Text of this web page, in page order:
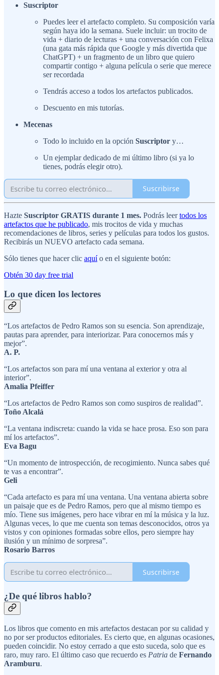
Suscriptor
Puedes leer el artefacto completo. Su composición varía
según haya ido la semana. Suele incluir: un trocito de
vida + diario de lecturas + una conversación con Felixa
(una gata más rápida que Google y más divertida que
ChatGPT) + un fragmento de un libro que quiero
compartir contigo + alguna película o serie que merece
ser recordada
Tendrás acceso a todos los artefactos publicados.
Descuento en mis tutorías.
Mecenas
Todo lo incluido en la opción Suscriptor y…
Un ejemplar dedicado de mi último libro (si ya lo
tienes, podrás elegir otro).
Suscribirse
Hazte Suscriptor GRATIS durante 1 mes. Podrás leertodos los
artefactos que he publicado, mis trocitos de vida y muchas
recomendaciones de libros, series y películas para todos los gustos.
Recibirás un NUEVO artefacto cada semana.
Sólo tienes que hacer clic aquío en el siguiente botón:
Obtén 30 day free trial
Lo que dicen los lectores
“Los artefactos de Pedro Ramos son su esencia. Son aprendizaje,
pautas para aprender, para interiorizar. Para conocernos más y
mejor”.
A. P.
“Los artefactos son para mí una ventana al exterior y otra al
interior”.
Amalia Pfeiffer
“Los artefactos de Pedro Ramos son como suspiros de realidad”.
Toño Alcalá
“La ventana indiscreta: cuando la vida se hace prosa. Eso son para
mí los artefactos”.
Eva Bagu
“Un momento de introspección, de recogimiento. Nunca sabes qué
te vas a encontrar”.
Geli
“Cada artefacto es para mí una ventana. Una ventana abierta sobre
un paisaje que es de Pedro Ramos, pero que al mismo tiempo es
mío. Tiene sus imágenes, pero hace vibrar en mí la música y la luz.
Algunas veces, lo que me cuenta son temas desconocidos, otros ya
vistos y con opiniones formadas sobre ellos, pero siempre hay
ilusión y un mínimo de sorpresa”.
Rosario Barros
Suscribirse
¿De qué libros hablo?
Los libros que comento en mis artefactos destacan por su calidad y
no por ser productos editoriales. Es cierto que, en algunas ocasiones,
pueden coincidir. No estoy cerrado a que esto suceda, solo que es
raro, muy raro. El último caso que recuerdo es Patria de Fernando
Aramburu.